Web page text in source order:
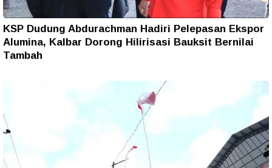
KSP Dudung Abdurachman Hadiri Pelepasan Ekspor
Alumina, Kalbar Dorong Hilirisasi Bauksit Bernilai
Tambah